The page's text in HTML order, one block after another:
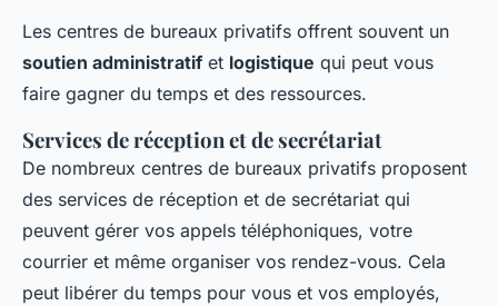
Les centres de bureaux privatifs offrent souvent un
soutien administratif et logistique qui peut vous
faire gagner du temps et des ressources.
Services de réception et de secrétariat
De nombreux centres de bureaux privatifs proposent
des services de réception et de secrétariat qui
peuvent gérer vos appels téléphoniques, votre
courrier et même organiser vos rendez-vous. Cela
peut libérer du temps pour vous et vos employés,